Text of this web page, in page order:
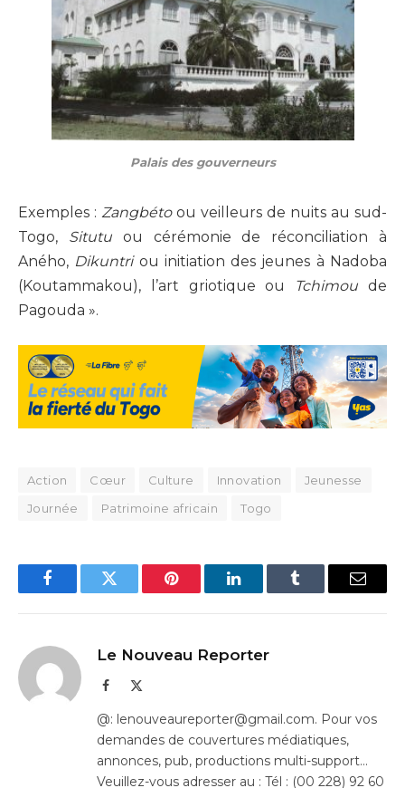
Palais des gouverneurs
Exemples : Zangbétoou veilleurs de nuits au sud-
Togo, Situtuou cérémonie de réconciliation à
Aného, Dikuntriou initiation des jeunes à Nadoba
(Koutammakou), l’art griotique ou Tchimou de
Pagouda ».
Action Cœur Culture Innovation
Jeunesse
Journée
Patrimoine africain Togo
FacebookTwitter Pinterest LinkedInTumblr Email
Le Nouveau Reporter
Facebook
@: lenouveaureporter@gmail.com. Pour vos
demandes de couvertures médiatiques,
annonces, pub, productions multi-support…
Veuillez-vous adresser au : Tél : (00 228) 92 60